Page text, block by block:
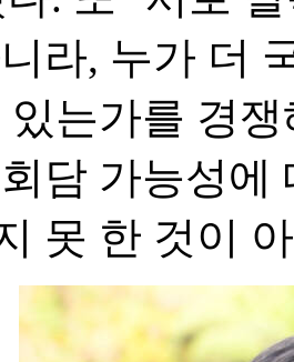
라, 누가 더
있는가를 경
담 가능성
못 한 것이